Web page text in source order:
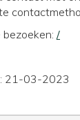
/
21-03-2023